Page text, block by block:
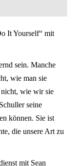
It Yourself“ mit
sein. Manche
wie man sie
nicht, wie wir sie
seine
können. Sie ist
die unsere Art zu
mit Sean